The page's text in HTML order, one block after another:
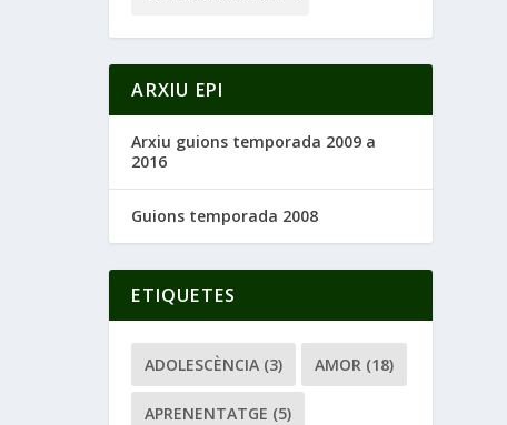
ARXIU EPI
Arxiu guions temporada 2009 a
2016
Guions temporada 2008
ETIQUETES
ADOLESCÈNCIA (3) AMOR (18)
APRENENTATGE (5)